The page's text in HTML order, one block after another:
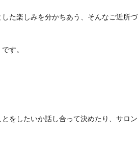
た楽しみを分かちあう、そんなご近所づ
す。
をしたいか話し合って決めたり、サロン